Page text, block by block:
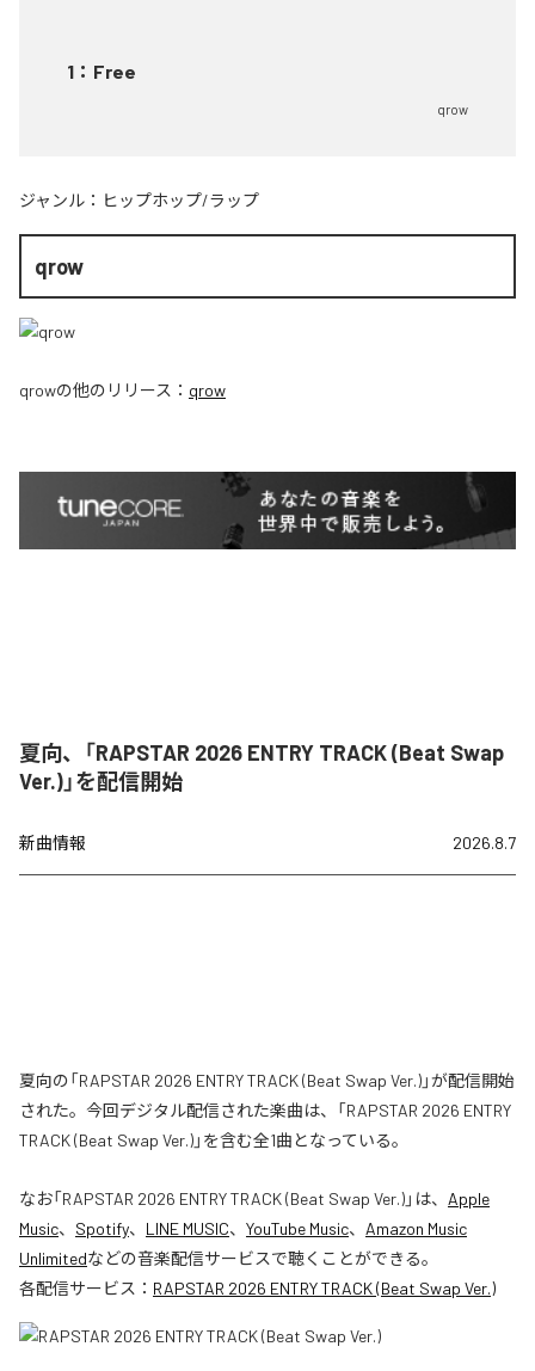
1 ： Free
qrow
ジャンル： ヒップホップ/ラップ
qrow
qrowの他のリリース： qrow
夏向、「RAPSTAR 2026 ENTRY TRACK (Beat Swap
Ver.)」を配信開始
新曲情報 2026.8.7
夏向の「RAPSTAR 2026 ENTRY TRACK (Beat Swap Ver.)」が配信開始
された。今回デジタル配信された楽曲は、「RAPSTAR 2026 ENTRY
TRACK (Beat Swap Ver.)」を含む全1曲となっている。
なお「RAPSTAR 2026 ENTRY TRACK (Beat Swap Ver.)」は、 Apple
Music、 Spotify、 LINE MUSIC、 YouTube Music、 Amazon Music
Unlimitedなどの音楽配信サービスで聴くことができる。
各配信サービス： RAPSTAR 2026 ENTRY TRACK (Beat Swap Ver.)